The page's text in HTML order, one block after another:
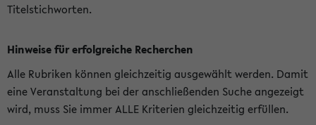
Titelstichworten.
Hinweise für erfolgreiche Recherchen
Alle Rubriken können gleichzeitig ausgewählt werden. Damit
eine Veranstaltung bei der anschließenden Suche angezeigt
wird, muss Sie immer ALLE Kriterien gleichzeitig erfüllen.